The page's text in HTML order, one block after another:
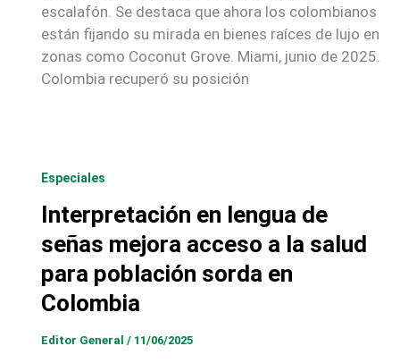
escalafón. Se destaca que ahora los colombianos
están fijando su mirada en bienes raíces de lujo en
zonas como Coconut Grove. Miami, junio de 2025.
Colombia recuperó su posición
Especiales
Interpretación en lengua de
señas mejora acceso a la salud
para población sorda en
Colombia
Editor General / 11/06/2025